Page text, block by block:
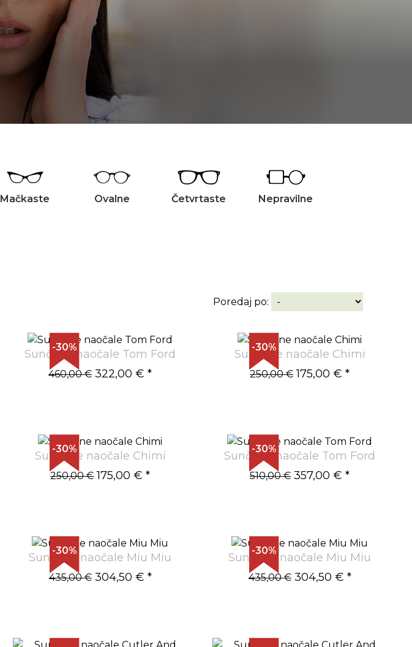
Mačkaste Ovalne Četvrtaste Nepravilne
Poredaj po:
-30%
Sunčane naočale Tom Ford
460,00 €322,00 € *
-30%
Sunčane naočale Chimi
250,00 €175,00 € *
-30%
Sunčane naočale Chimi
250,00 €175,00 € *
-30%
Sunčane naočale Tom Ford
510,00 €357,00 € *
-30%
Sunčane naočale Miu Miu
435,00 €304,50 € *
-30%
Sunčane naočale Miu Miu
435,00 €304,50 € *